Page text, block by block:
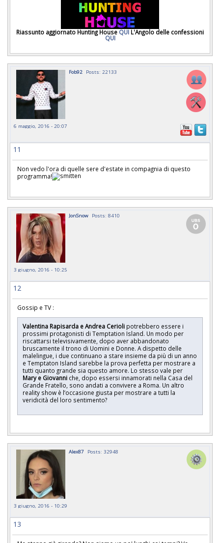
Riassunto aggiornato Hunting HouseQUIL'Angolo delle confessioni
QUI
Fob92 Posts: 22133
6 maggio, 2016 - 20:07
11
Non vedo l'ora di quelle sere d'estate in compagnia di questo
programma!
JonSnow Posts: 8410
3 giugno, 2016 - 10:25
12
Gossip e TV :
Valentina Rapisarda e Andrea Cerioli potrebbero essere i
prossimi protagonisti di Temptation Island. Un modo per
riscattarsi televisivamente, dopo aver abbandonato
bruscamente il trono di Uomini e Donne. A dispetto delle
malelingue, i due continuano a stare insieme da più di un anno
e Temptaton Island sarebbe la prova perfetta per mostrare a
tutti quanto grande sia questo amore. Lo stesso vale per
Mary e Giovanni che, dopo essersi innamorati nella Casa del
Grande Fratello, sono andati a convivere a Roma. Un altro
reality show è l’occasione giusta per mostrare a tutti la
veridicità del loro sentimento?
Alex87 Posts: 32948
3 giugno, 2016 - 10:29
13